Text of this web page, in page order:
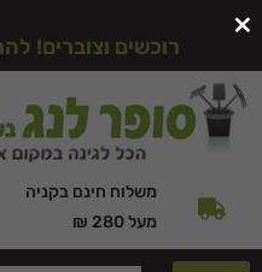
רוכשים וצוברים!
משלוח חינם בקניה
מעל 280 ₪
×